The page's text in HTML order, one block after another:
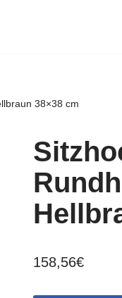
38×38 cm
158,56€